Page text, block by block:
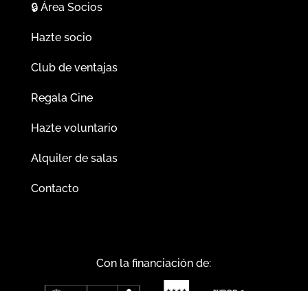
🔒Área Socios
Hazte socio
Club de ventajas
Regala Cine
Hazte voluntario
Alquiler de salas
Contacto
Con la financiación de: